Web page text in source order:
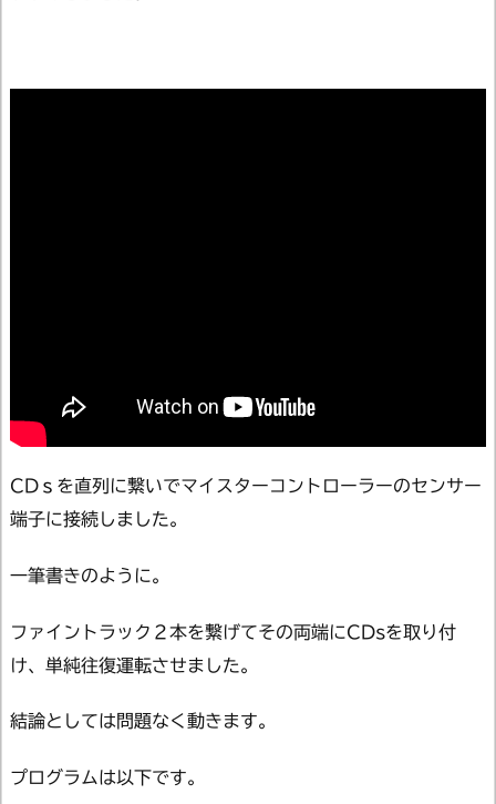
CDｓを直列に繋いでマイスターコントローラーのセンサー
端子に接続しました。
一筆書きのように。
ファイントラック２本を繋げてその両端にCDsを取り付
け、単純往復運転させました。
結論としては問題なく動きます。
プログラムは以下です。